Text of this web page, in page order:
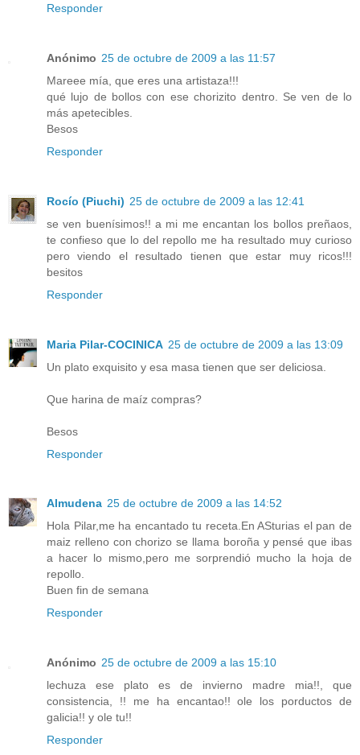
Responder
Anónimo 25 de octubre de 2009 a las 11:57
Mareee mía, que eres una artistaza!!!
qué lujo de bollos con ese chorizito dentro. Se ven de lo
más apetecibles.
Besos
Responder
Rocío (Piuchi) 25 de octubre de 2009 a las 12:41
se ven buenísimos!! a mi me encantan los bollos preñaos,
te confieso que lo del repollo me ha resultado muy curioso
pero viendo el resultado tienen que estar muy ricos!!!
besitos
Responder
Maria Pilar-COCINICA 25 de octubre de 2009 a las 13:09
Un plato exquisito y esa masa tienen que ser deliciosa.
Que harina de maíz compras?
Besos
Responder
Almudena 25 de octubre de 2009 a las 14:52
Hola Pilar,me ha encantado tu receta.En ASturias el pan de
maiz relleno con chorizo se llama boroña y pensé que ibas
a hacer lo mismo,pero me sorprendió mucho la hoja de
repollo.
Buen fin de semana
Responder
Anónimo 25 de octubre de 2009 a las 15:10
lechuza ese plato es de invierno madre mia!!, que
consistencia, !! me ha encantao!! ole los porductos de
galicia!! y ole tu!!
Responder